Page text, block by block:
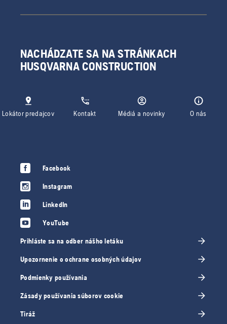
NACHÁDZATE SA NA STRÁNKACH
HUSQVARNA CONSTRUCTION
Lokátor predajcov Kontakt Médiá a novinky O nás
Facebook
Instagram
LinkedIn
YouTube
Prihláste sa na odber nášho letáku
Upozornenie o ochrane osobných údajov
Podmienky používania
Zásady používania súborov cookie
Tiráž